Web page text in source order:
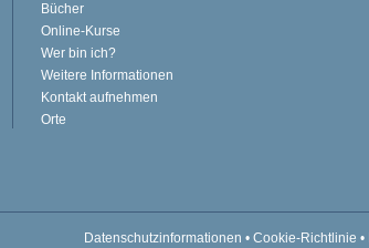
Bücher
Online-Kurse
Wer bin ich?
Weitere Informationen
Kontakt aufnehmen
Orte
Datenschutzinformationen • Cookie-Richtlinie •